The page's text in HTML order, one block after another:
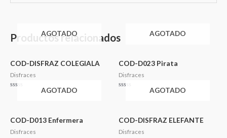
Productos relacionados
AGOTADO
COD-DISFRAZ COLEGIALA
Disfraces
AGOTADO
COD-D023 Pirata
Disfraces
AGOTADO
COD-D013 Enfermera
Disfraces
AGOTADO
COD-DISFRAZ ELEFANTE
Disfraces